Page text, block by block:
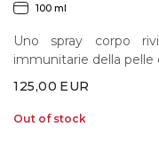
100 ml
Uno spray corpo
immunitarie della pelle
125,00 EUR
Out of stock